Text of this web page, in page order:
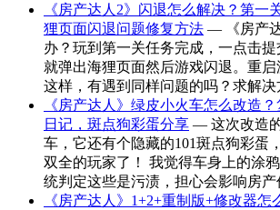
《房产达人2》闪退怎么解决？第一
狸页面闪退问题修复方法 — 《房产
办？玩到第一关任务完成，一点击提
就弹出海狸页面然后游戏闪退。重
这样，有遇到同样问题的吗？求解决
《房产达人》绿皮小火车怎么改造
日记，斑点狗彩蛋分享 — 这次改造
车，它还有个隐藏的101斑点狗彩蛋
双全的玩家了！ 我觉得车身上的涂
统判定这些是污渍，担心会影响房
《房产达人》1+2+重制版+修改器怎